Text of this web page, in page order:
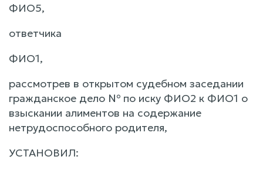
ФИО5,
ответчика
ФИО1,
рассмотрев в открытом судебном заседании
гражданское дело № по иску ФИО2 к ФИО1 о
взыскании алиментов на содержание
нетрудоспособного родителя,
УСТАНОВИЛ: